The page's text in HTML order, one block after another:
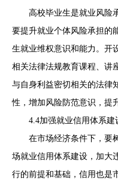
高校毕业生是就业风险
要提升就业个体风险承担的
生就业维权意识和能力。开
相关法律法规教育课程、讲
与自身利益密切相关的法律
性，增加风险防范意识，提
4.4加强就业信用体系建
在市场经济条件下，要
场就业信用体系建设，加大
行的前提和基础，信用也是